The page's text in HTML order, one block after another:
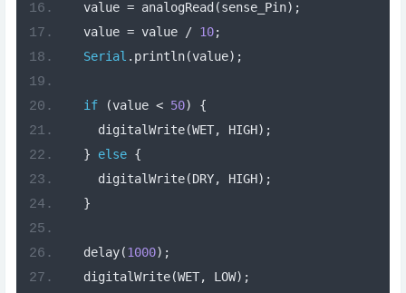
  value
= analogRead (sense_Pin);
  value
= value / 10;
Serial . println(value);
if (value < 50)
{
    digitalWrite
(WET, HIGH);
}
else {
    digitalWrite
(DRY, HIGH);
}
  delay
(1000);
  digitalWrite
(WET, LOW);